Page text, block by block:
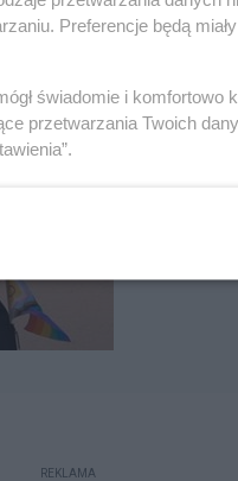
REKLAMA
Preferencje będą
świadomie i
przetwarzania Twoich